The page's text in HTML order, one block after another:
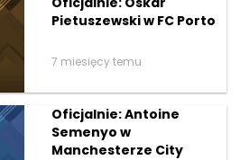
Pietuszewski w FC Porto
7 miesięcy temu
Oficjalnie: Antoine
Semenyo w
Manchesterze City